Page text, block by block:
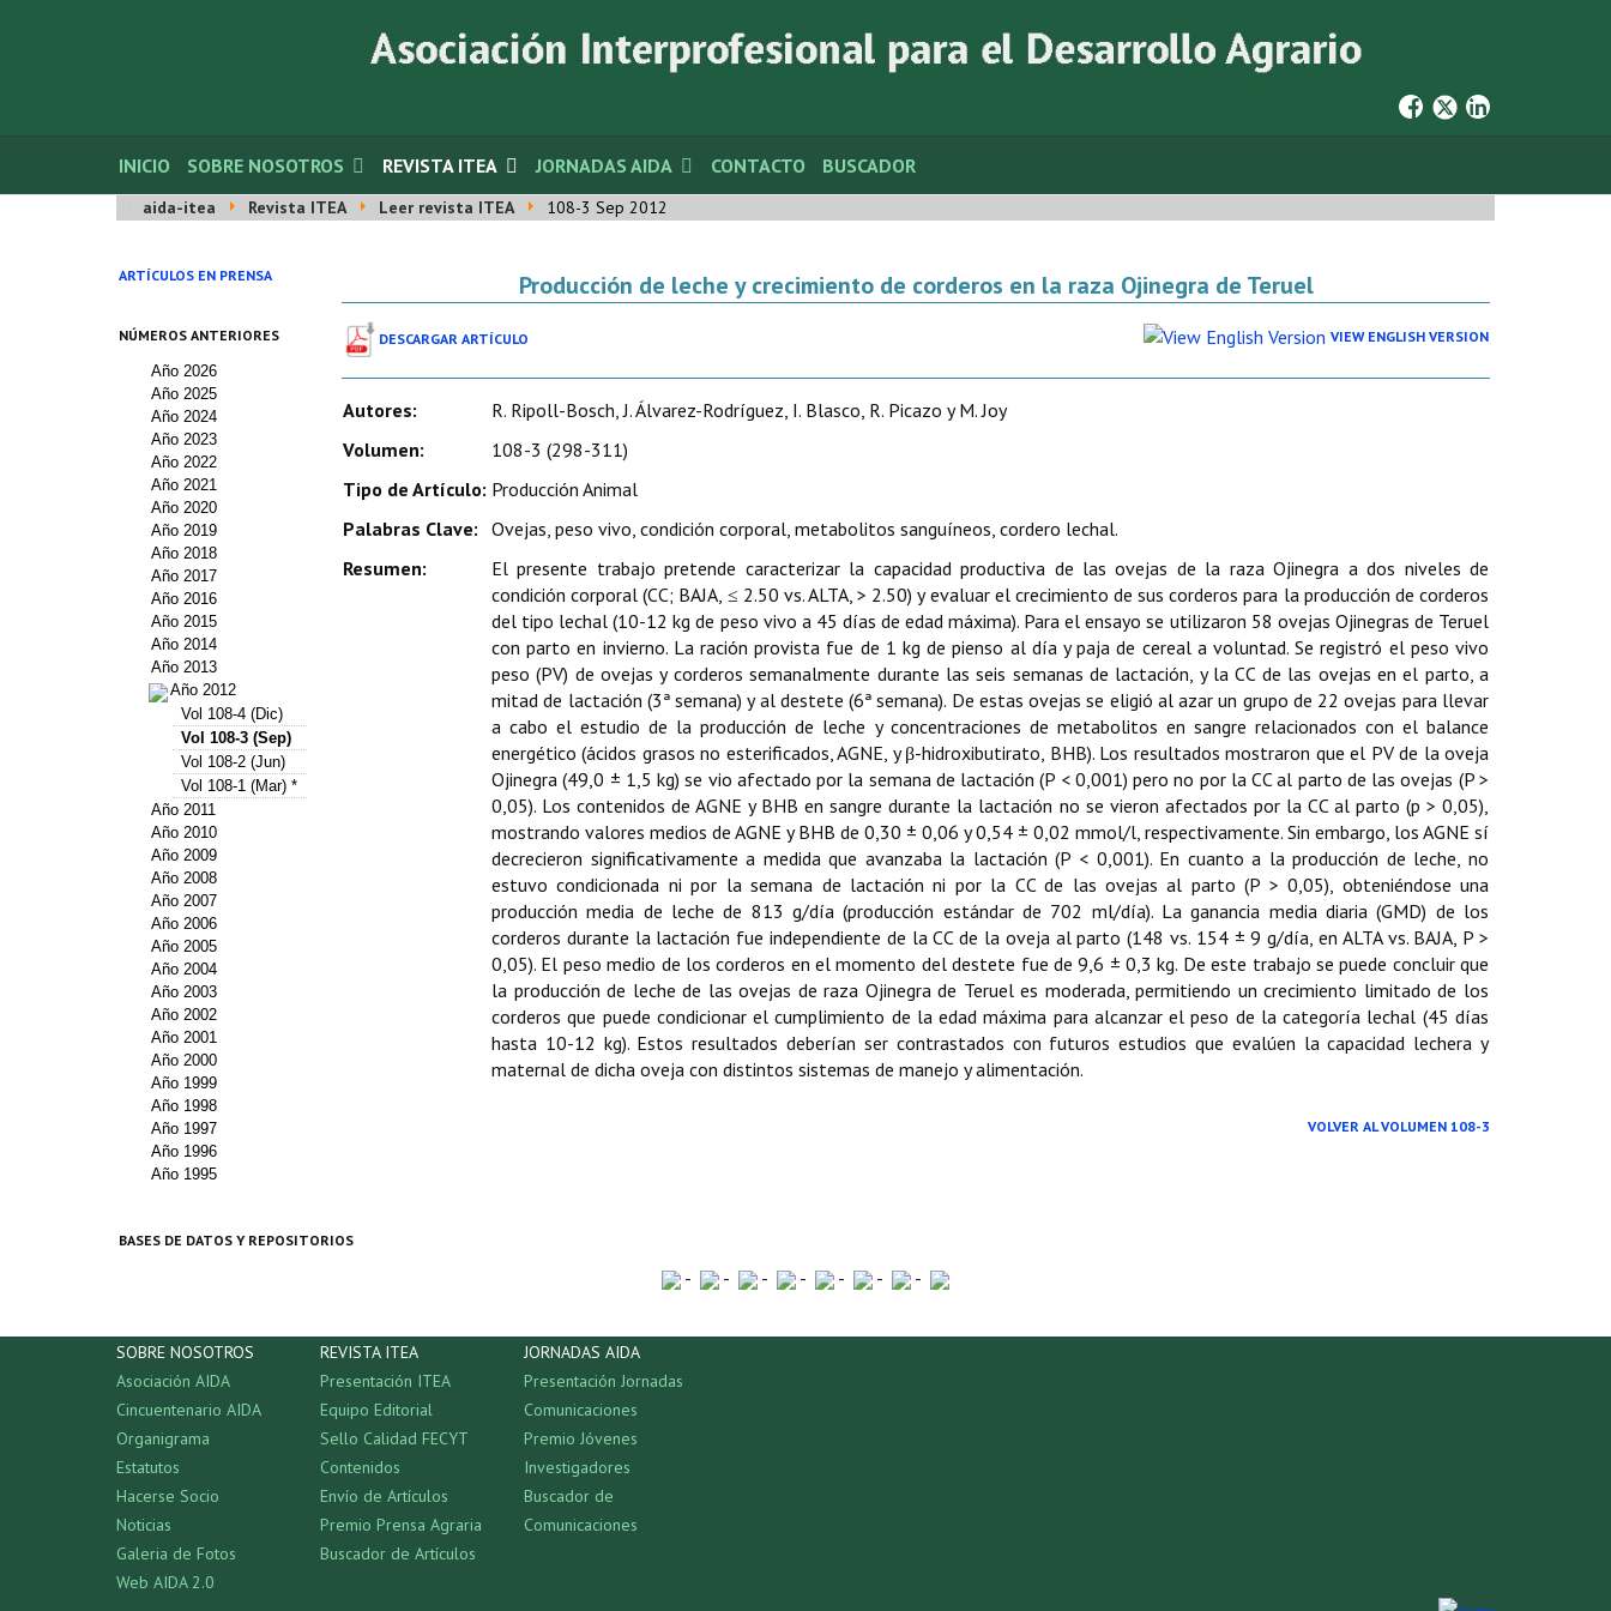
INICIO SOBRE NOSOTROS REVISTA ITEA JORNADAS AIDA CONTACTO BUSCADOR
aida-itea Revista ITEA Leer revista ITEA 108-3 Sep 2012
ARTÍCULOS EN PRENSA
NÚMEROS ANTERIORES
Año 2026
Año 2025
Año 2024
Año 2023
Año 2022
Año 2021
Año 2020
Año 2019
Año 2018
Año 2017
Año 2016
Año 2015
Año 2014
Año 2013
Año 2012
Vol 108-4 (Dic)
Vol 108-3 (Sep)
Vol 108-2 (Jun)
Vol 108-1 (Mar) *
Año 2011
Año 2010
Año 2009
Año 2008
Año 2007
Año 2006
Año 2005
Año 2004
Año 2003
Año 2002
Año 2001
Año 2000
Año 1999
Año 1998
Año 1997
Año 1996
Año 1995
Producción de leche y crecimiento de corderos en la raza Ojinegra de Teruel
DESCARGAR ARTÍCULO VIEW ENGLISH VERSION
Autores:
R. Ripoll-Bosch, J. Álvarez-Rodríguez, I. Blasco, R. Picazo y M. Joy
Volumen:
108-3 (298-311)
Tipo de Artículo: Producción Animal
Palabras Clave: Ovejas, peso vivo, condición corporal, metabolitos sanguíneos, cordero lechal.
Resumen:
El presente trabajo pretende caracterizar la capacidad productiva de las ovejas de la raza Ojinegra a dos niveles de
condición corporal (CC; BAJA, ≤ 2.50 vs. ALTA, > 2.50) y evaluar el crecimiento de sus corderos para la producción de corderos
del tipo lechal (10-12 kg de peso vivo a 45 días de edad máxima). Para el ensayo se utilizaron 58 ovejas Ojinegras de Teruel
con parto en invierno. La ración provista fue de 1 kg de pienso al día y paja de cereal a voluntad. Se registró el peso vivo
peso (PV) de ovejas y corderos semanalmente durante las seis semanas de lactación, y la CC de las ovejas en el parto, a
mitad de lactación (3ª semana) y al destete (6ª semana). De estas ovejas se eligió al azar un grupo de 22 ovejas para llevar
a cabo el estudio de la producción de leche y concentraciones de metabolitos en sangre relacionados con el balance
energético (ácidos grasos no esterificados, AGNE, y β-hidroxibutirato, BHB). Los resultados mostraron que el PV de la oveja
Ojinegra (49,0 ± 1,5 kg) se vio afectado por la semana de lactación (P < 0,001) pero no por la CC al parto de las ovejas (P >
0,05). Los contenidos de AGNE y BHB en sangre durante la lactación no se vieron afectados por la CC al parto (p > 0,05),
mostrando valores medios de AGNE y BHB de 0,30 ± 0,06 y 0,54 ± 0,02 mmol/l, respectivamente. Sin embargo, los AGNE sí
decrecieron significativamente a medida que avanzaba la lactación (P < 0,001). En cuanto a la producción de leche, no
estuvo condicionada ni por la semana de lactación ni por la CC de las ovejas al parto (P > 0,05), obteniéndose una
producción media de leche de 813 g/día (producción estándar de 702 ml/día). La ganancia media diaria (GMD) de los
corderos durante la lactación fue independiente de la CC de la oveja al parto (148 vs. 154 ± 9 g/día, en ALTA vs. BAJA, P >
0,05). El peso medio de los corderos en el momento del destete fue de 9,6 ± 0,3 kg. De este trabajo se puede concluir que
la producción de leche de las ovejas de raza Ojinegra de Teruel es moderada, permitiendo un crecimiento limitado de los
corderos que puede condicionar el cumplimiento de la edad máxima para alcanzar el peso de la categoría lechal (45 días
hasta 10-12 kg). Estos resultados deberían ser contrastados con futuros estudios que evalúen la capacidad lechera y
maternal de dicha oveja con distintos sistemas de manejo y alimentación.
VOLVER AL VOLUMEN 108-3
BASES DE DATOS Y REPOSITORIOS
- - - - - - -
SOBRE NOSOTROS
Asociación AIDA
Cincuentenario AIDA
Organigrama
Estatutos
Hacerse Socio
Noticias
Galeria de Fotos
Web AIDA 2.0
REVISTA ITEA
Presentación ITEA
Equipo Editorial
Sello Calidad FECYT
Contenidos
Envío de Artículos
Premio Prensa Agraria
Buscador de Artículos
JORNADAS AIDA
Presentación Jornadas
Comunicaciones
Premio Jóvenes
Investigadores
Buscador de
Comunicaciones